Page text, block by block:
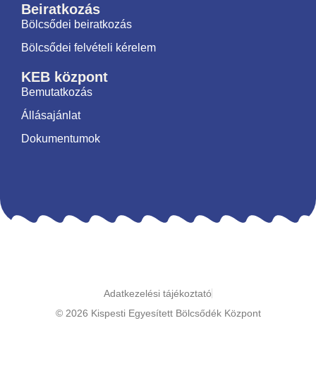
Beiratkozás
Bölcsődei beiratkozás
Bölcsődei felvételi kérelem
KEB központ
Bemutatkozás
Állásajánlat
Dokumentumok
Adatkezelési tájékoztató
© 2026 Kispesti Egyesített Bölcsődék Központ